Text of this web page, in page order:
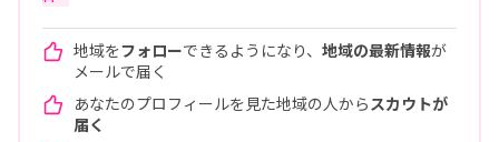
地域をフォローできるようになり、 地域の最新情報が
メールで届く
あなたのプロフィールを見た地域の人から スカウトが
届く